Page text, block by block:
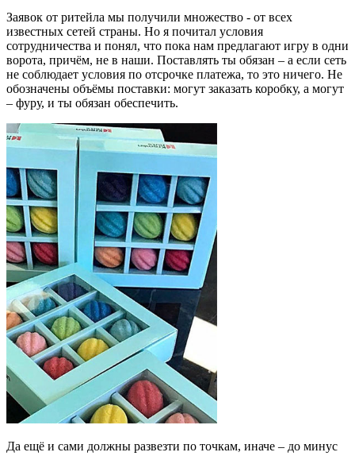
Заявок от ритейла мы получили множество - от всех
известных сетей страны. Но я почитал условия
сотрудничества и понял, что пока нам предлагают игру в одни
ворота, причём, не в наши. Поставлять ты обязан – а если сеть
не соблюдает условия по отсрочке платежа, то это ничего. Не
обозначены объёмы поставки: могут заказать коробку, а могут
– фуру, и ты обязан обеспечить.
Да ещё и сами должны развезти по точкам, иначе – до минус